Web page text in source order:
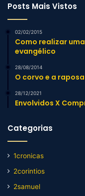
Posts Mais Vistos
02/02/2015
Como realizar
evangélico
28/08/2014
O corvo e a raposa
28/12/2021
Envolvidos X
Categorias
1cronicas
2corintios
2samuel